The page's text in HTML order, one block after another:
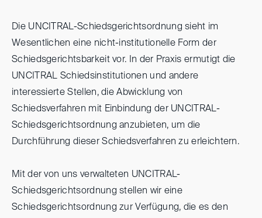
Die UNCITRAL-Schiedsgerichtsordnung sieht im
Wesentlichen eine nicht-institutionelle Form der
Schiedsgerichtsbarkeit vor. In der Praxis ermutigt die
UNCITRAL Schiedsinstitutionen und andere
interessierte Stellen, die Abwicklung von
Schiedsverfahren mit Einbindung der UNCITRAL-
Schiedsgerichtsordnung anzubieten, um die
Durchführung dieser Schiedsverfahren zu erleichtern.
Mit der von uns verwalteten UNCITRAL-
Schiedsgerichtsordnung stellen wir eine
Schiedsgerichtsordnung zur Verfügung, die es den